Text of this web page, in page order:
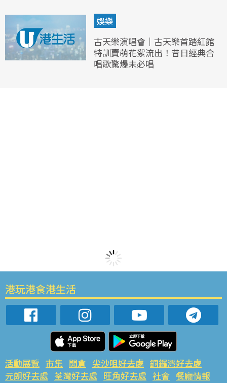
娛樂
古天樂演唱會｜古天樂首踏紅館
特訓賣萌花絮流出！昔日經典合
唱歌驚爆未必唱
港玩港食港生活
活動展覽 市集 開倉 尖沙咀好去處 銅鑼灣好去處
元朗好去處 荃灣好去處 旺角好去處 社會 餐廳情報